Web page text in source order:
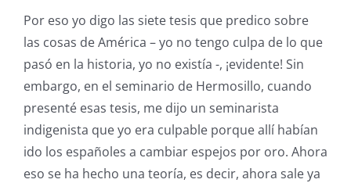
Por eso yo digo las siete tesis que predico sobre
las cosas de América – yo no tengo culpa de lo que
pasó en la historia, yo no existía -, ¡evidente! Sin
embargo, en el seminario de Hermosillo, cuando
presenté esas tesis, me dijo un seminarista
indigenista que yo era culpable porque allí habían
ido los españoles a cambiar espejos por oro. Ahora
eso se ha hecho una teoría, es decir, ahora sale ya